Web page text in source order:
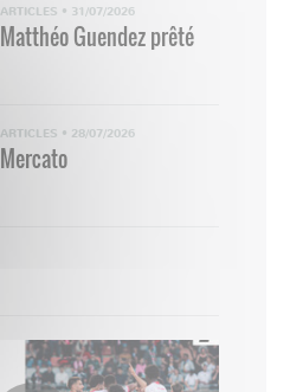
ARTICLES • 31/07/2026
Matthéo Guendez prêté
ARTICLES • 28/07/2026
Mercato